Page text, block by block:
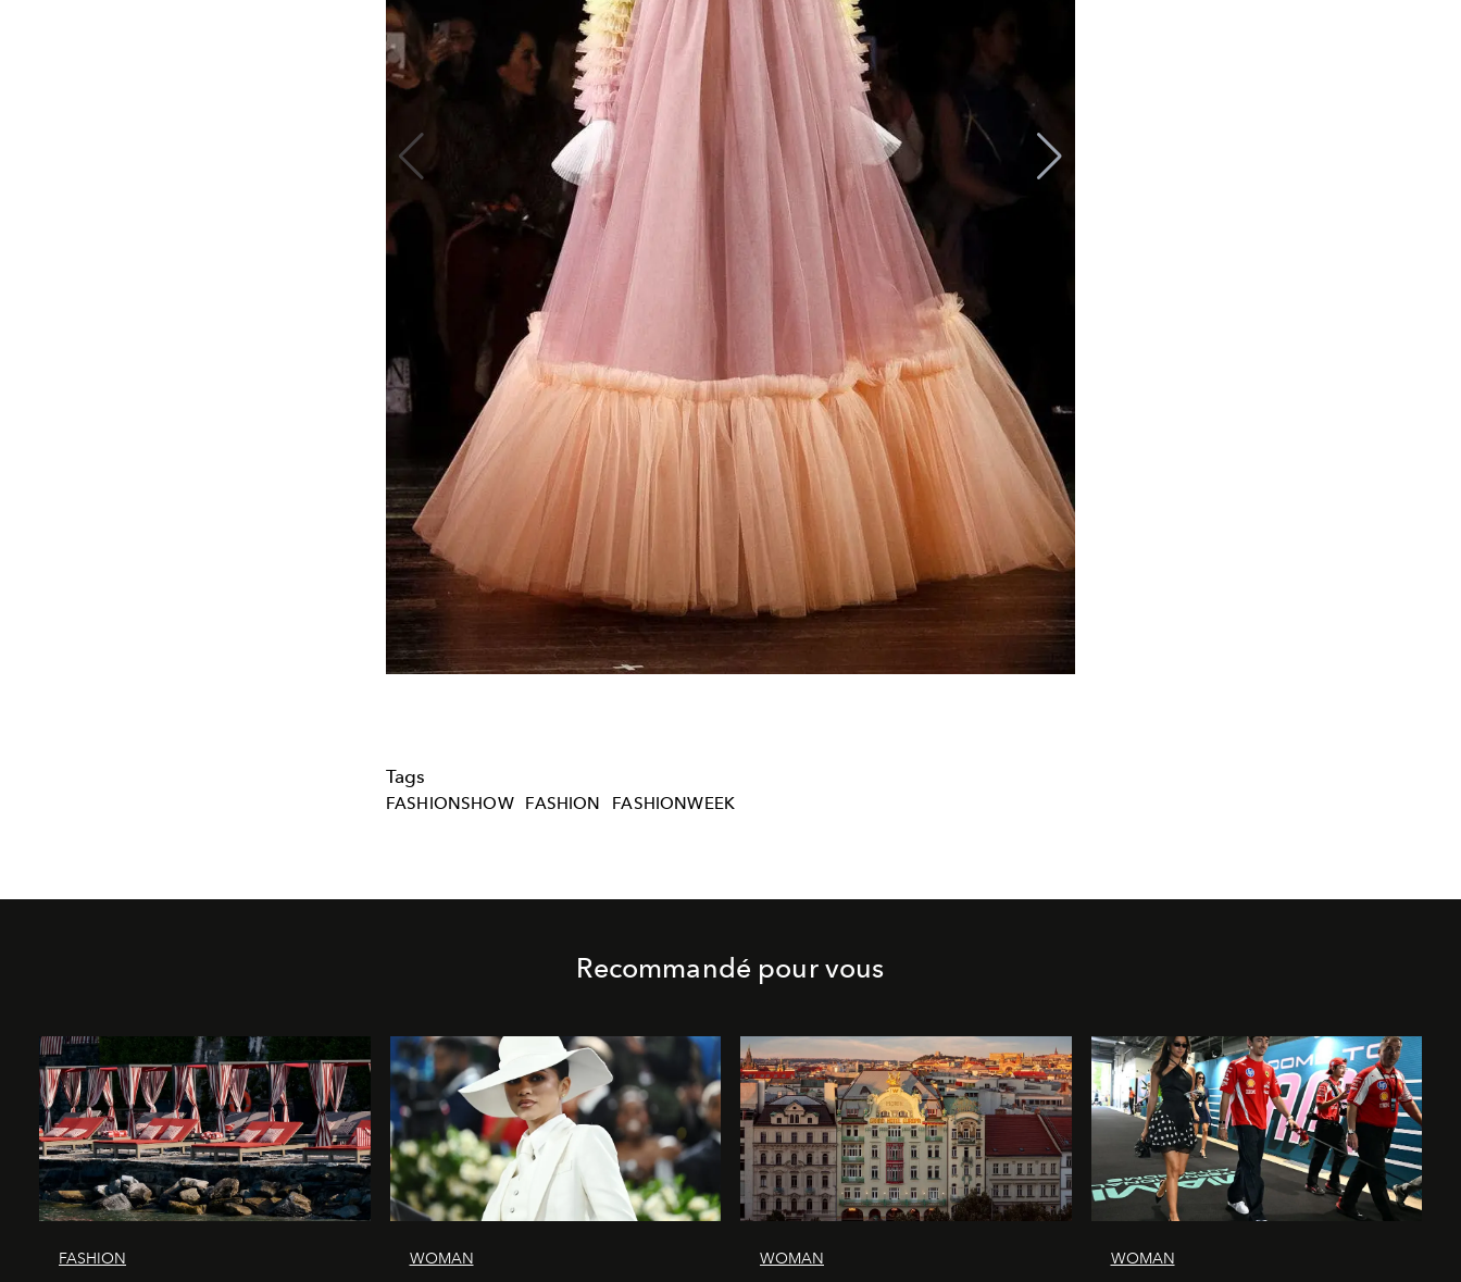
Tags
FASHIONSHOW FASHION FASHIONWEEK
Recommandé pour vous
FASHION WOMAN WOMAN WOMAN